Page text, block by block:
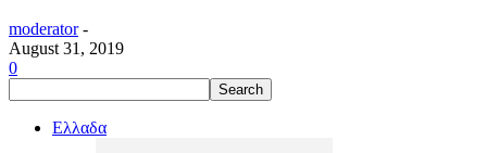
moderator -
August 31, 2019
0
Ελλαδα